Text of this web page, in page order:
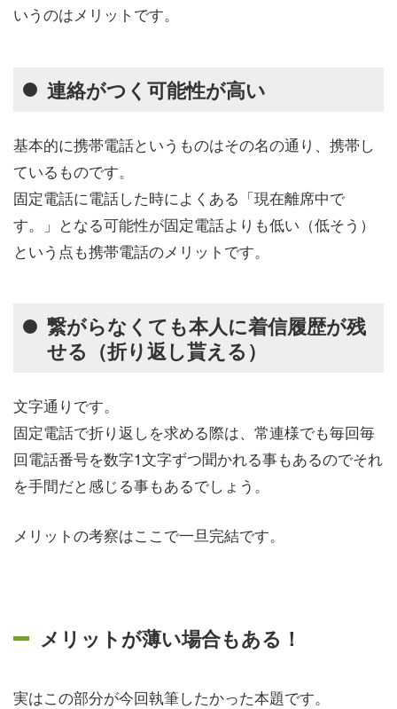
いうのはメリットです。
連絡がつく可能性が高い
基本的に携帯電話というものはその名の通り、携帯し
ているものです。
固定電話に電話した時によくある「現在離席中で
す。」となる可能性が固定電話よりも低い（低そう）
という点も携帯電話のメリットです。
繋がらなくても本人に着信履歴が残
せる（折り返し貰える）
文字通りです。
固定電話で折り返しを求める際は、常連様でも毎回毎
回電話番号を数字1文字ずつ聞かれる事もあるのでそれ
を手間だと感じる事もあるでしょう。
メリットの考察はここで一旦完結です。
メリットが薄い場合もある！
実はこの部分が今回執筆したかった本題です。